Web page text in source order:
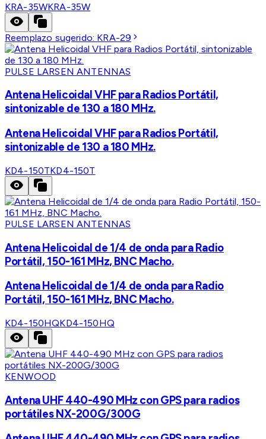
KRA-35WKRA-35W
Reemplazo sugerido: KRA-29
PULSE LARSEN ANTENNAS
Antena Helicoidal VHF para Radios Portátil,
sintonizable de 130 a 180 MHz.
Antena Helicoidal VHF para Radios Portátil,
sintonizable de 130 a 180 MHz.
KD4-150TKD4-150T
PULSE LARSEN ANTENNAS
Antena Helicoidal de 1/4 de onda para Radio
Portátil, 150-161 MHz, BNC Macho.
Antena Helicoidal de 1/4 de onda para Radio
Portátil, 150-161 MHz, BNC Macho.
KD4-150HQKD4-150HQ
KENWOOD
Antena UHF 440-490 MHz con GPS para radios
portátiles NX-200G/300G